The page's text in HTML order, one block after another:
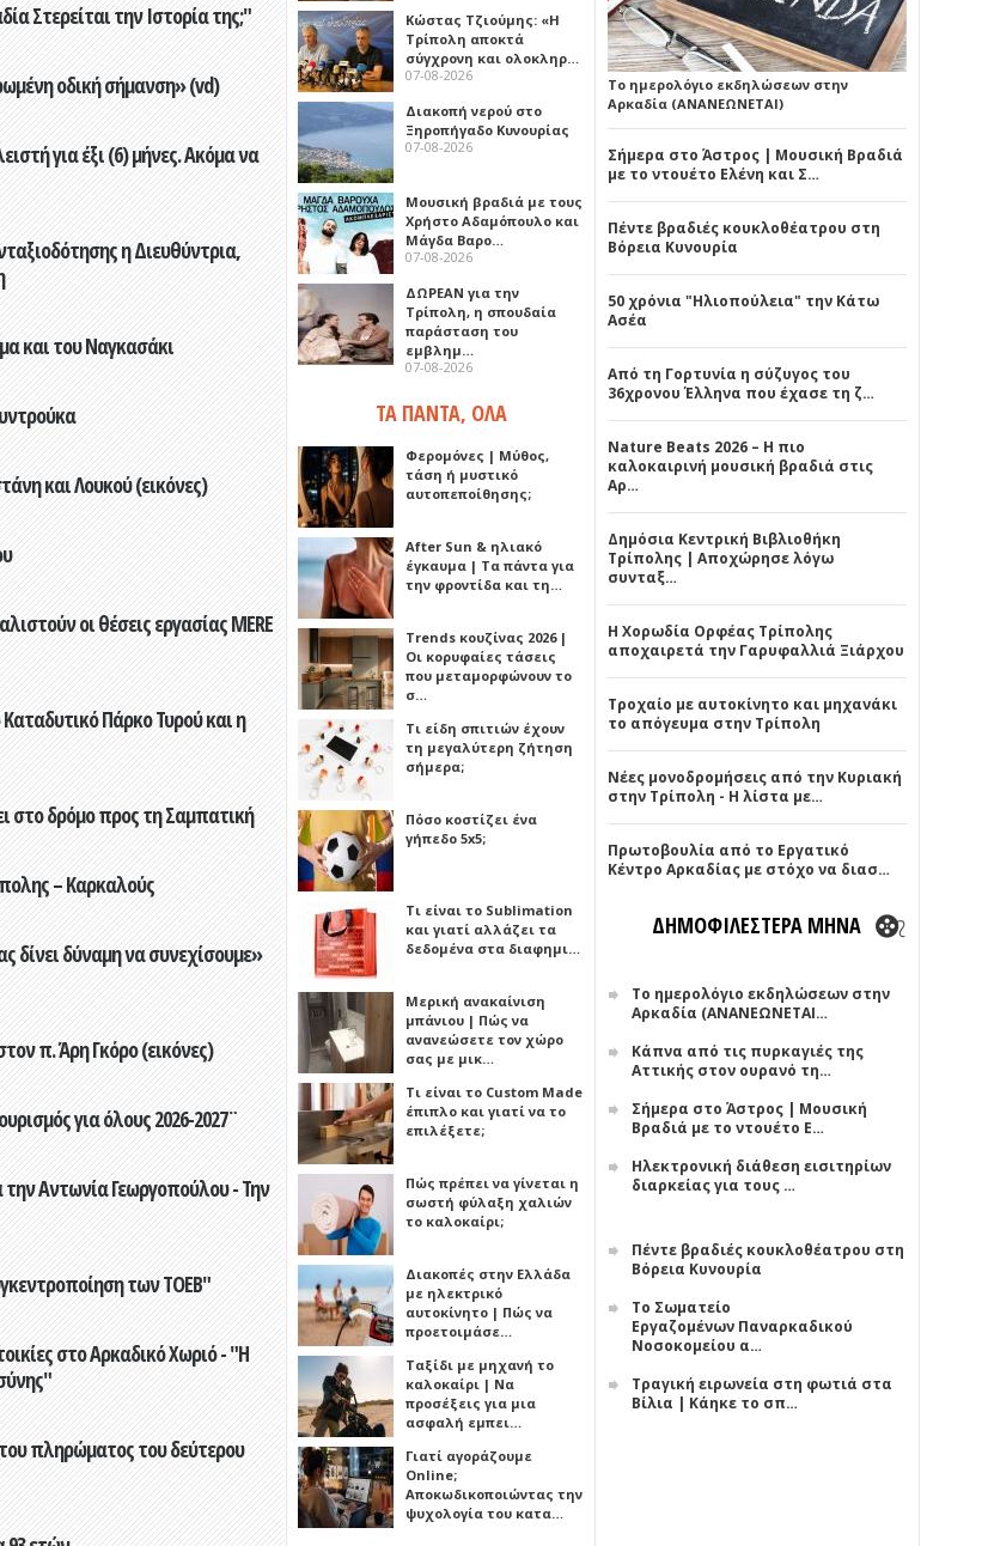
Στερείται την Ιστορία της;"
οδική σήμανση» (vd)
για έξι (6) μήνες. Ακόμα να
η Διευθύντρια,
και του Ναγκασάκι
και Λουκού (εικόνες)
οι θέσεις εργασίας MERE
Πάρκο Τυρού και η
στο δρόμο προς τη Σαμπατική
– Καρκαλούς
δίνει δύναμη να συνεχίσουμε»
π. Άρη Γκόρο (εικόνες)
για όλους 2026-2027¨
Αντωνία Γεωργοπούλου - Την
των ΤΟΕΒ"
στο Αρκαδικό Χωριό - "Η
πληρώματος του δεύτερου
Κώστας Τζιούμης: «Η
Τρίπολη αποκτά
σύγχρονη και ολοκληρ…
07-08-2026
Διακοπή νερού στο
Ξηροπήγαδο Κυνουρίας
07-08-2026
Μουσική βραδιά με τους
Χρήστο Αδαμόπουλο και
Μάγδα Βαρο…
07-08-2026
ΔΩΡΕΑΝ για την
Τρίπολη, η σπουδαία
παράσταση του
εμβλημ…
07-08-2026
ΤΑ ΠΑΝΤΑ, ΟΛΑ
Φερομόνες | Μύθος,
τάση ή μυστικό
αυτοπεποίθησης;
After Sun & ηλιακό
έγκαυμα | Τα πάντα για
την φροντίδα και τη…
Trends κουζίνας 2026 |
Οι κορυφαίες τάσεις
που μεταμορφώνουν το
σ…
Τι είδη σπιτιών έχουν
τη μεγαλύτερη ζήτηση
σήμερα;
Πόσο κοστίζει ένα
γήπεδο 5x5;
Τι είναι το Sublimation
και γιατί αλλάζει τα
δεδομένα στα διαφημι…
Μερική ανακαίνιση
μπάνιου | Πώς να
ανανεώσετε τον χώρο
σας με μικ…
Τι είναι το Custom Made
έπιπλο και γιατί να το
επιλέξετε;
Πώς πρέπει να γίνεται η
σωστή φύλαξη χαλιών
το καλοκαίρι;
Διακοπές στην Ελλάδα
με ηλεκτρικό
αυτοκίνητο | Πώς να
προετοιμάσε…
Ταξίδι με μηχανή το
καλοκαίρι | Να
προσέξεις για μια
ασφαλή εμπει…
Γιατί αγοράζουμε
Online;
Αποκωδικοποιώντας την
ψυχολογία του κατα…
Το ημερολόγιο εκδηλώσεων στην
Αρκαδία (ΑΝΑΝΕΩΝΕΤΑΙ)
Σήμερα στο Άστρος | Μουσική Βραδιά
με το ντουέτο Ελένη και Σ…
Πέντε βραδιές κουκλοθέατρου στη
Βόρεια Κυνουρία
50 χρόνια "Ηλιοπούλεια" την Κάτω
Ασέα
Από τη Γορτυνία η σύζυγος του
36χρονου Έλληνα που έχασε τη ζ…
Nature Beats 2026 – Η πιο
καλοκαιρινή μουσική βραδιά στις
Αρ…
Δημόσια Κεντρική Βιβλιοθήκη
Τρίπολης | Αποχώρησε λόγω
συνταξ…
Η Χορωδία Ορφέας Τρίπολης
αποχαιρετά την Γαρυφαλλιά Ξιάρχου
Τροχαίο με αυτοκίνητο και μηχανάκι
το απόγευμα στην Τρίπολη
Νέες μονοδρομήσεις από την Κυριακή
στην Τρίπολη - Η λίστα με…
Πρωτοβουλία από το Εργατικό
Κέντρο Αρκαδίας με στόχο να διασ…
ΔΗΜΟΦΙΛΕΣΤΕΡΑ ΜΗΝΑ
Το ημερολόγιο εκδηλώσεων στην
Αρκαδία (ΑΝΑΝΕΩΝΕΤΑΙ…
Κάπνα από τις πυρκαγιές της
Αττικής στον ουρανό τη…
Σήμερα στο Άστρος | Μουσική
Βραδιά με το ντουέτο Ε…
Ηλεκτρονική διάθεση εισιτηρίων
διαρκείας για τους …
Πέντε βραδιές κουκλοθέατρου στη
Βόρεια Κυνουρία
Το Σωματείο
Εργαζομένων Παναρκαδικού
Νοσοκομείου α…
Τραγική ειρωνεία στη φωτιά στα
Βίλια | Κάηκε το σπ…